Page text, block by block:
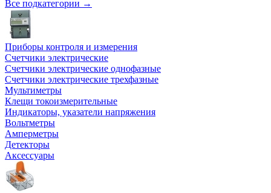
Все подкатегории →
Приборы контроля и измерения
Счетчики электрические
Счетчики электрические однофазные
Счетчики электрические трехфазные
Мультиметры
Клещи токоизмерительные
Индикаторы, указатели напряжения
Вольтметры
Амперметры
Детекторы
Аксессуары